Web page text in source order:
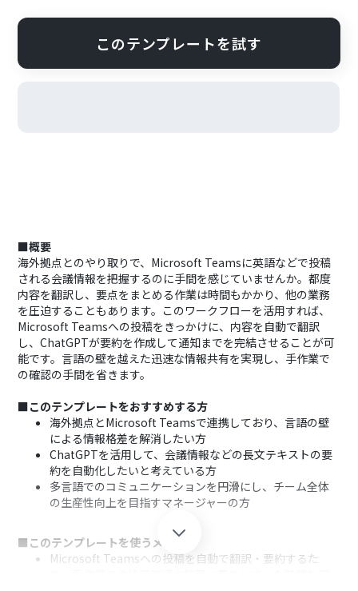
このテンプレートを試す
■概要
海外拠点とのやり取りで、Microsoft Teamsに英語などで投稿
される会議情報を把握するのに手間を感じていませんか。都度
内容を翻訳し、要点をまとめる作業は時間もかかり、他の業務
を圧迫することもあります。このワークフローを活用すれば、
Microsoft Teamsへの投稿をきっかけに、内容を自動で翻訳
し、ChatGPTが要約を作成して通知までを完結させることが可
能です。言語の壁を越えた迅速な情報共有を実現し、手作業で
の確認の手間を省きます。
■このテンプレートをおすすめする方
海外拠点とMicrosoft Teamsで連携しており、言語の壁
による情報格差を解消したい方
ChatGPTを活用して、会議情報などの長文テキストの要
約を自動化したいと考えている方
多言語でのコミュニケーションを円滑にし、チーム全体
の生産性向上を目指すマネージャーの方
■このテンプレートを使うメリット
Microsoft Teamsへの投稿を自動で翻訳・要約するた